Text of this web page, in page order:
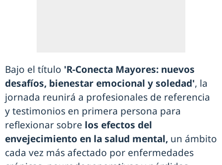
Bajo el título 'R-Conecta Mayores: nuevos
desafíos, bienestar emocional y soledad', la
jornada reunirá a profesionales de referencia
y testimonios en primera persona para
reflexionar sobre los efectos del
envejecimiento en la salud mental, un ámbito
cada vez más afectado por enfermedades